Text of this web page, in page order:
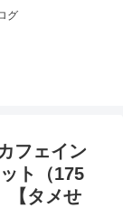
グ
フェイン
ト（175
タメせ